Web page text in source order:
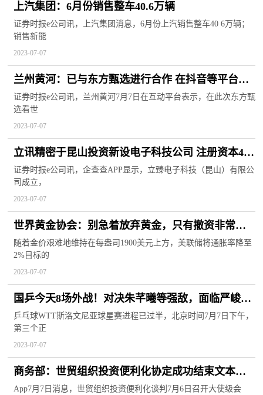
上汽集团：6月份销售整车40.6万辆
证券时报e公司讯，上汽集团消息，6月份上汽销售整车40 6万辆；
销售新能
2023-07-07
兰州黄河：已与东方甄选进行合作 在抖音等平台开
展产品推广活动
证券时报e公司讯，兰州黄河7月7日在互动平台表示，在此次东方甄
选看世
2023-07-07
立讯精密于昆山投资新设电子科技公司 注册资本4.5
亿
证券时报e公司讯，企查查APP显示，立臻电子科技（昆山）有限公
司成立，
2023-07-07
世界黄金协会：别急着放弃黄金，只有撤资非常严
重才会跌破1800美元！
随着金价艰难地维持在每盎司1900美元上方，美联储将通胀率降至
2%目标的
2023-07-07
国乒今天8场外战！对决朱芊曦等强敌，面临严峻考
验（附赛程）
乒乓球WTT斯洛文尼亚球星赛进程已过半，北京时间7月7日下午，
第三个正
2023-07-07
商务部：世贸组织投资便利化协定成功结束文本谈
判
App7月7日消息，世贸组织投资便利化谈判7月6日召开大使级会